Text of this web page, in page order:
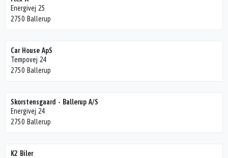
Energivej 25
2750 Ballerup
Car House ApS
Tempovej 24
2750 Ballerup
Skorstensgaard - Ballerup A/S
Energivej 24
2750 Ballerup
K2 Biler